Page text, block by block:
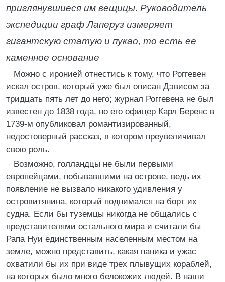
приглянувшиеся им вещицы. Руководитель
экспедиции граф Лаперуз измеряет
гигантскую статую и пукао, то есть ее
каменное основание
Можно с иронией отнестись к тому, что Роггевен
искал остров, который уже был описан Дэвисом за
тридцать пять лет до него; журнал Роггевена не был
известен до 1838 года, но его офицер Карл Беренс в
1739-м опубликовал романтизированный,
недостоверный рассказ, в котором преувеличивал
свою роль.
Возможно, голландцы не были первыми
европейцами, побывавшими на острове, ведь их
появление не вызвало никакого удивления у
островитянина, который поднимался на борт их
судна. Если бы туземцы никогда не общались с
представителями остального мира и считали бы
Рапа Нуи единственным населенным местом на
земле, можно представить, какая паника и ужас
охватили бы их при виде трех плывущих кораблей,
на которых было много белокожих людей. В наши